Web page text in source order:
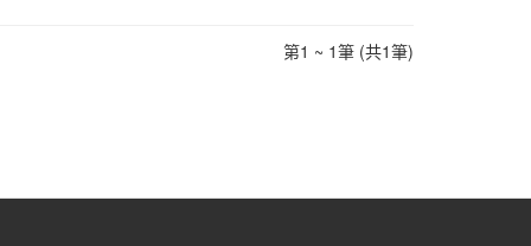
第1 ~ 1筆 (共1筆)